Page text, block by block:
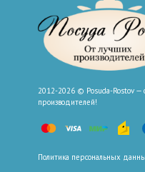
2012-2026 © Posuda-Rostov —
производителей!
Политика персональных